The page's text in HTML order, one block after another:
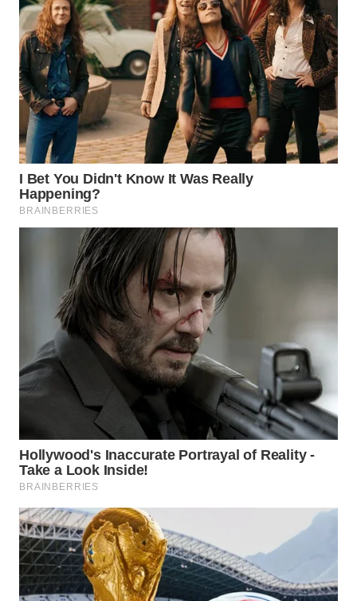
WN
BEKASI
WN
BOGOR
WN
WN
TAPANULI
SAMOSIR
WN
PADANG
LAWAS
SUMEDANG
WN
WN
KEPULAUAN
SERIBU